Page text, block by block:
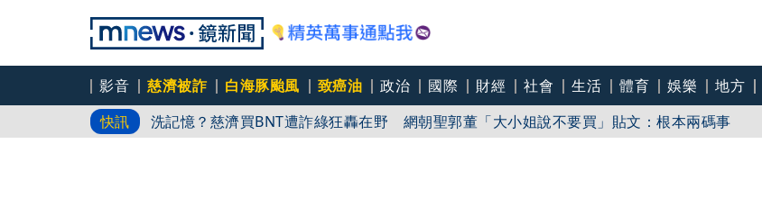
影音 慈濟被詐 白海豚颱風 致癌油 政治 國際 財經 社會 生活 體育 娛樂 地方
快訊
白飯不用戒！60歲婦只改吃飯順序 3個月糖化血色素降到6.5
洗記憶？慈濟買BNT遭詐綠狂轟在野 網朝聖郭董「大小姐說不要買」貼文：根本兩碼事